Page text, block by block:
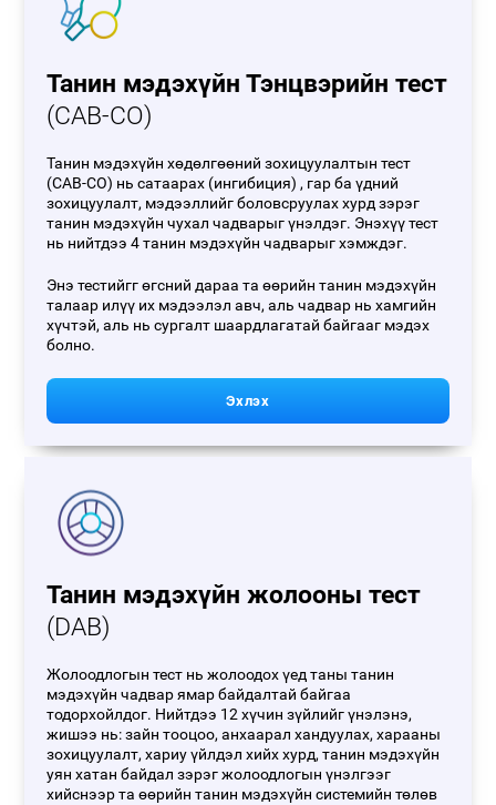
Танин мэдэхүйн Тэнцвэрийн тест
(CAB-CO)
Танин мэдэхүйн хөдөлгөөний зохицуулалтын тест
(CAB-CO) нь сатаарах (ингибиция) , гар ба үдний
зохицуулалт, мэдээллийг боловсруулах хурд зэрэг
танин мэдэхүйн чухал чадварыг үнэлдэг. Энэхүү тест
нь нийтдээ 4 танин мэдэхүйн чадварыг хэмждэг.
Энэ тестийгг өгсний дараа та өөрийн танин мэдэхүйн
талаар илүү их мэдээлэл авч, аль чадвар нь хамгийн
хүчтэй, аль нь сургалт шаардлагатай байгааг мэдэх
болно.
Эхлэх
Танин мэдэхүйн жолооны тест
(DAB)
Жолоодлогын тест нь жолоодох үед таны танин
мэдэхүйн чадвар ямар байдалтай байгаа
тодорхойлдог. Нийтдээ 12 хүчин зүйлийг үнэлэнэ,
жишээ нь: зайн тооцоо, анхаарал хандуулах, харааны
зохицуулалт, хариу үйлдэл хийх хурд, танин мэдэхүйн
уян хатан байдал зэрэг жолоодлогын үнэлгээг
хийснээр та өөрийн танин мэдэхүйн системийн төлөв